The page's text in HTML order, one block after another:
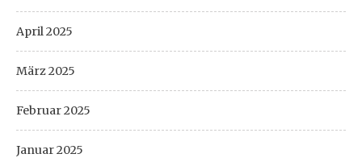
April 2025
März 2025
Februar 2025
Januar 2025